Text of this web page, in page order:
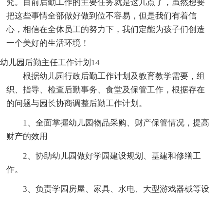
究。目前后勤工作的主要任务就是这几点了，虽然想要
把这些事情全部做好做到位不容易，但是我们有着信
心，相信在全体员工的努力下，我们定能为孩子们创造
一个美好的生活环境！
幼儿园后勤主任工作计划14
根据幼儿园行政后勤工作计划及教育教学需要，组
织、指导、检查后勤事务、食堂及保管工作，根据存在
的问题与园长协商调整后勤工作计划。
1、全面掌握幼儿园物品采购、财产保管情况，提高
财产的效用
2、协助幼儿园做好学园建设规划、基建和修缮工
作。
3、负责学园房屋、家具、水电、大型游戏器械等设